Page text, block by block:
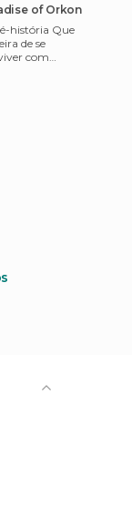
of Orkon
Que
de se
com